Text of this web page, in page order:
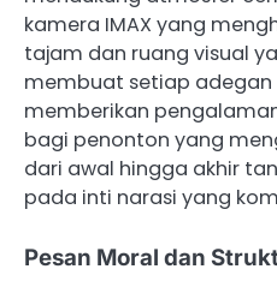
kamera IMAX yang
tajam dan ruang visual
membuat setiap
memberikan
bagi penonton yang
dari awal hingga akhir
pada inti narasi yang
Pesan Moral dan